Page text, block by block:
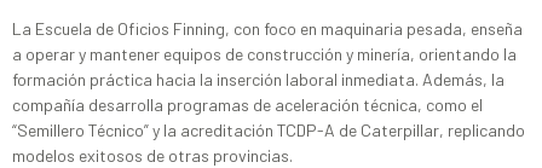
La Escuela de Oficios Finning, con foco en maquinaria pesada, enseña
a operar y mantener equipos de construcción y minería, orientando la
formación práctica hacia la inserción laboral inmediata. Además, la
compañía desarrolla programas de aceleración técnica, como el
“Semillero Técnico” y la acreditación TCDP-A de Caterpillar, replicando
modelos exitosos de otras provincias.